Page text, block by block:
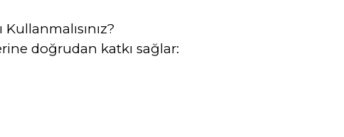
doğrudan katkı sağlar: